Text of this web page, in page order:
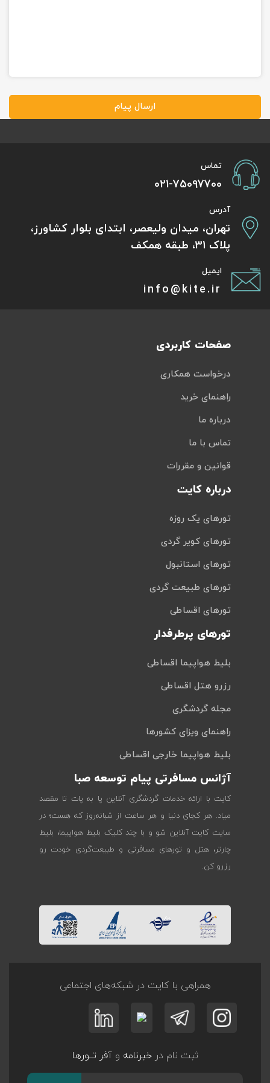
ارسال پیام
تماس
021-75097700
آدرس
تهران، میدان ولیعصر، ابتدای بلوار کشاورز،
پلاک 31، طبقه همکف
ایمیل
info@kite.ir
صفحات کاربردی
درخواست همکاری
راهنمای خرید
درباره ما
تماس با ما
قوانین و مقررات
درباره کایت
تورهای یک روزه
تورهای کویر گردی
تورهای استانبول
تورهای طبیعت گردی
تورهای اقساطی
تورهای پرطرفدار
بلیط هواپیما اقساطی
رزرو هتل اقساطی
مجله گردشگری
راهنمای ویزای کشورها
بلیط هواپیما خارجی اقساطی
آژانس مسافرتی پیام توسعه صبا
کایت با ارائه خدمات گردشگری آنلاین پا به پات تا مقصد
میاد. هر کجای دنیا و هر ساعت از شبانه‌روز که هست؛ در
سایت کایت آنلاین شو و با چند کلیک بلیط هواپیما، بلیط
چارتر، هتل و تورهای مسافرتی و طبیعت‌گردی خودت رو
رزرو کن.
همراهی با کایت در شبکه‌های اجتماعی
ثبت نام درخبرنامه وآفر تــورها